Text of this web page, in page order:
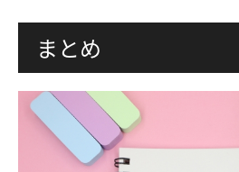
まとめ